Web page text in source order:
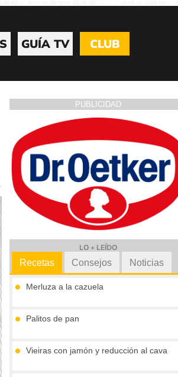
GUÍA TV CLUB
PUBLICIDAD
LO + LEÍDO
Recetas
Merluza a la cazuela
Palitos de pan
Vieiras con jamón y reducción al cava
Consejos Noticias